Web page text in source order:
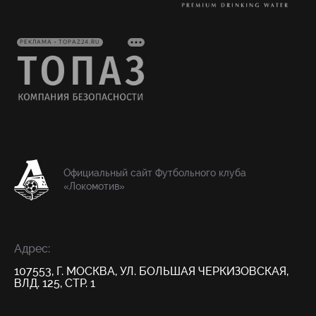
РЕКЛАМА • TOPAZ24.RU
Официальный сайт Футбольного клуба
«Локомотив»
Адрес:
107553, Г. МОСКВА, УЛ. БОЛЬШАЯ ЧЕРКИЗОВСКАЯ,
ВЛД. 125, СТР. 1